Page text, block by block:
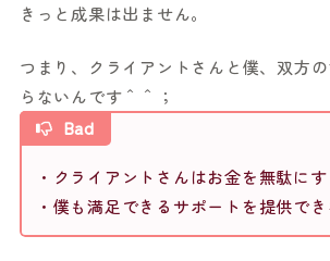
きっと成果は出ません。
つまり、クライアントさんと僕、双方
らないんです＾＾；
Bad
・クライアントさんはお金を無駄に
・僕も満足できるサポートを提供で